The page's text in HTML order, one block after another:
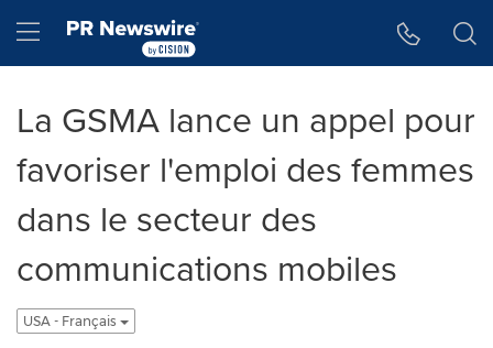
Hamburger menu
La GSMA lance un appel pour
favoriser l'emploi des femmes
dans le secteur des
communications mobiles
USA - Français